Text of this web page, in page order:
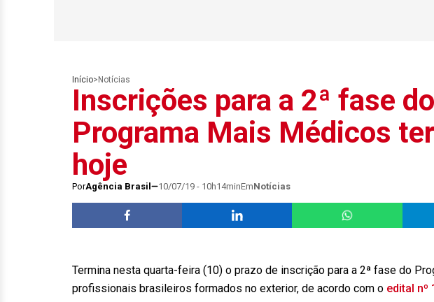
Início> Notícias
Inscrições para a 2ª fase do
Programa Mais Médicos
hoje
PorAgência Brasil 10/07/19 - 10h14minEmNotícias
Termina nesta quarta-feira (10) o prazo de inscrição para a 2ª fase do
profissionais brasileiros formados no exterior, de acordo com o edital nº